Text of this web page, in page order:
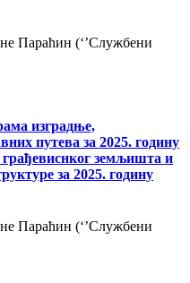
Параћин (‘’Службени
изградње,
путева за 2025. годину
земљишта и
за 2025. годину
Параћин (‘’Службени